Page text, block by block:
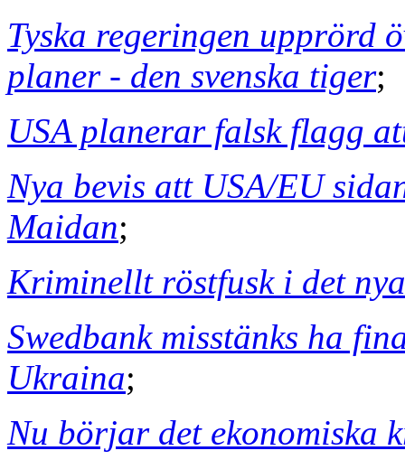
Tyska regeringen upprörd
planer - den svenska tiger;
USA planerar falsk flagg
Nya bevis att USA/EU
Maidan;
Kriminellt röstfusk i det
Swedbank misstänks ha
Ukraina;
Nu börjar det ekonomiska